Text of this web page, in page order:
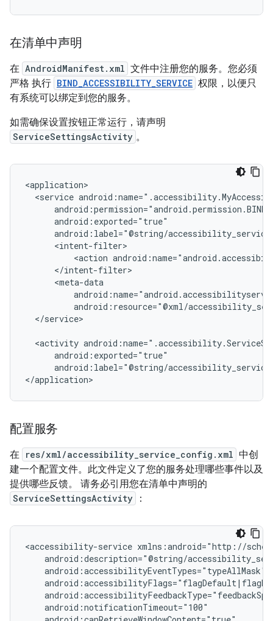
在清单中声明
在 AndroidManifest.xml 文件中注册您的服务。您必须
严格 执行 BIND_ACCESSIBILITY_SERVICE 权限，以便只
有系统可以绑定到您的服务。
如需确保设置按钮正常运行，请声明
ServiceSettingsActivity 。
<service
<action
android:resource="@xml/
</service>
<activity
android:label="@string/
</application>
配置服务
在 res/xml/accessibility_service_config.xml 中创
建一个配置文件。此文件定义了您的服务处理哪些事件以及
提供哪些反馈。 请务必引用您在清单中声明的
ServiceSettingsActivity ：
<accessibility-service